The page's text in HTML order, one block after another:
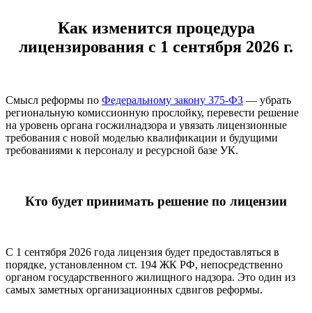
Как изменится процедура
лицензирования с 1 сентября 2026 г.
Смысл реформы по Федеральному закону 375-ФЗ — убрать
региональную комиссионную прослойку, перевести решение
на уровень органа госжилнадзора и увязать лицензионные
требования с новой моделью квалификации и будущими
требованиями к персоналу и ресурсной базе УК.
Кто будет принимать решение по лицензии
С 1 сентября 2026 года лицензия будет предоставляться в
порядке, установленном ст. 194 ЖК РФ, непосредственно
органом государственного жилищного надзора. Это один из
самых заметных организационных сдвигов реформы.